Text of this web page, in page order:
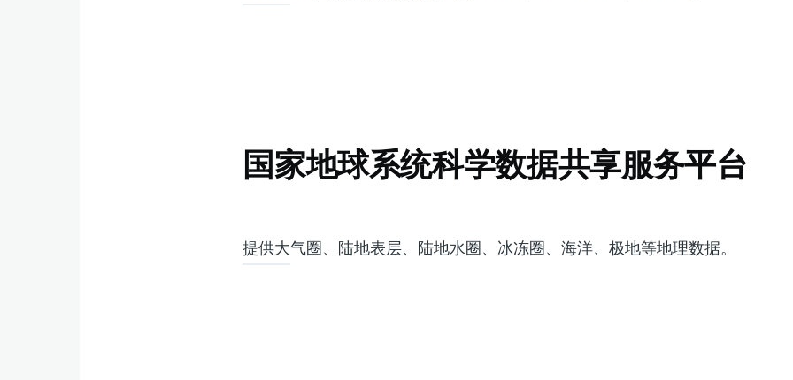
国家地球系统科学数据共享服务平台
提供大气圈、陆地表层、陆地水圈、冰冻圈、海洋、极地等地理数据。